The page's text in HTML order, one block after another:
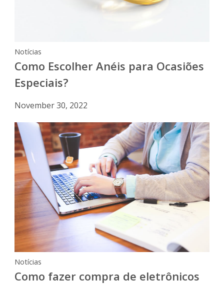
Notícias
Como Escolher Anéis para Ocasiões
Especiais?
November 30, 2022
Notícias
Como fazer compra de eletrônicos